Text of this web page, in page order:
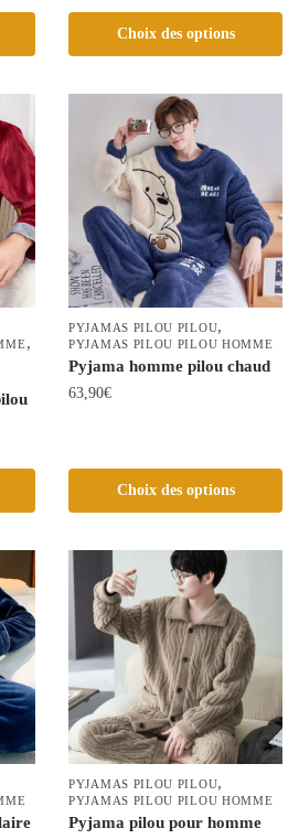
de
prix :
45,90€
50,90€
Choix des options
produit
variations.
options
peuvent
être
choisies
sur
la
page
du
produit
,
PYJAMAS PILOU PILOU,
PYJAMAS PILOU PILOU HOMME
Pyjama homme pilou chaud
63,90€
Choix des options
plusieurs
options
peuvent
choisies
sur
la
page
produit
PYJAMAS PILOU PILOU,
PYJAMAS PILOU PILOU HOMME
Pyjama pilou pour homme